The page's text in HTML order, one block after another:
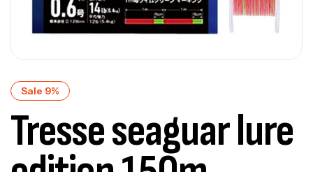
Sale 9%
Tresse seaguar lure